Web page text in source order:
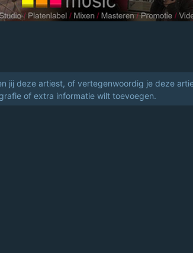
jij deze artiest, of vertegenwoordig je deze
of extra informatie wilt toevoegen.